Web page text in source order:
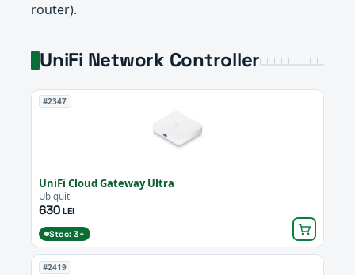
router).
UniFi Network Controller
#2347
UniFi Cloud Gateway Ultra
Ubiquiti
630LEI
Stoc: 3+
#2419